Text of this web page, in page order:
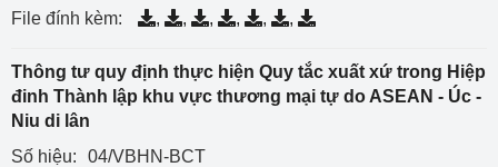
File đính kèm:
, , , , , ,
Thông tư quy định thực hiện Quy tắc xuất xứ trong Hiệp
đinh Thành lập khu vực thương mại tự do ASEAN - Úc -
Niu di lân
Số hiệu:
04/VBHN-BCT